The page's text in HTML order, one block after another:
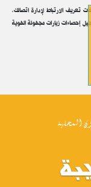
.من خلال الاستمرار في زيارتك لموقع بلدية الزريبة ، فإنك تقبل استخدام ملفات تعريف الارتباط لإدارة اتصالك
إحصاءات زيارات مجهولة الهوية
المحلية